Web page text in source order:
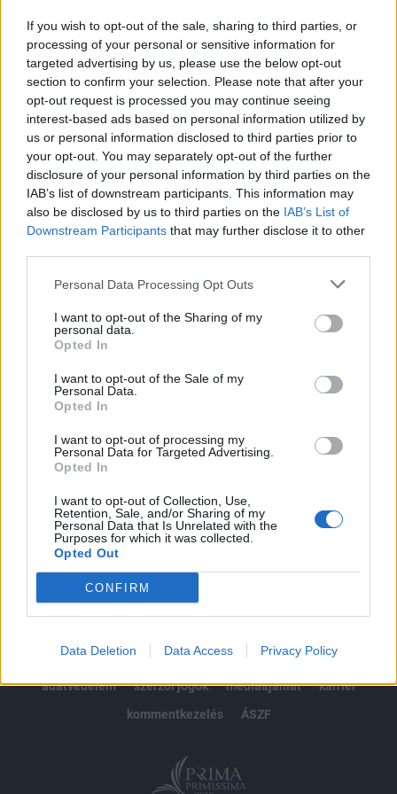
If you wish to opt-out of the sale, sharing to third parties, or
processing of your personal or sensitive information for
targeted advertising by us, please use the below opt-out
section to confirm your selection. Please note that after your
opt-out request is processed you may continue seeing
interest-based ads based on personal information utilized by
us or personal information disclosed to third parties prior to
your opt-out. You may separately opt-out of the further
disclosure of your personal information by third parties on the
IAB’s list of downstream participants. This information may
also be disclosed by us to third parties on the IAB’s List of
Downstream Participants that may further disclose it to other
Personal Data Processing Opt Outs
I want to opt-out of the Sharing of my
personal data.
Opted In
I want to opt-out of the Sale of my
Personal Data.
Opted In
I want to opt-out of processing my
Personal Data for Targeted Advertising.
Opted In
I want to opt-out of Collection, Use,
Retention, Sale, and/or Sharing of my
Personal Data that Is Unrelated with the
Purposes for which it was collected.
Opted Out
CONFIRM
Data Deletion Data Access Privacy Policy
Értéktőzsde határidős piaci termékpalettája. Piaci igényre
válaszolva indítja el a BÉT keresztkontraktusok
kereskedését, melynek keretében világ 5 legfontosabb
devizaneme között nyitható, összesen 10
keresztkontraktus bevezetésére kerül sor, melyek
alaptermékeit az EURO/USD, EURO/JPY, EURO/CHF,
EURO/GBP, USD/JPY, USD/CHF...
KEDVES OLVASÓNK!
A keresett cikk a portfolio.hu hírarchívumához
tartozik, melynek olvasása előfizetéses
regisztrációhoz kötött.
Az előfizetés a következőket tartalmazza:
Portfolio.hu teljes cikkarchívum
kötéslistái
impresszum
jogi nyilatkozat
süti beállítások
adatvédelem
szerzői jogok médiaajánlat
karrier
kommentkezelés
ÁSZF